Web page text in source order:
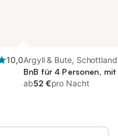
10,0Argyll & Bute, Schottland
BnB für 4 Personen,
ab52 €pro Nacht